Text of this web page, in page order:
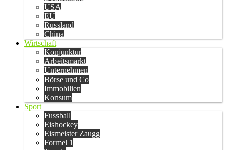
USA
EU
Russland
China
Wirtschaft
Konjunktur
Arbeitsmarkt
Unternehmen
Börse und Co
Immobilien
Konsum
Sport
Fussball
Eishockey
Eismeister Zaugg
Formel 1